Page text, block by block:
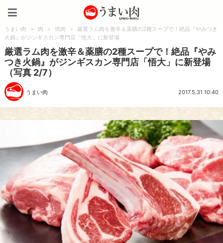
うまい肉 > 肉 > 焼肉 >
厳選ラム肉を激辛＆薬膳の2種スープで！絶品『やみつき
火鍋』がジンギスカン専門店「悟大」に新登場
厳選ラム肉を激辛＆薬膳の2種スープで！絶品『やみ
つき火鍋』がジンギスカン専門店「悟大」に新登場
（写真 2/7）
うまい肉 2017.5.31 10:40